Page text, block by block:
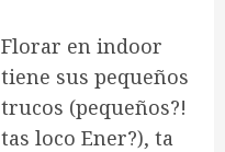
Florar en indoor
tiene sus pequeños
trucos (pequeños?!
tas loco Ener?), ta